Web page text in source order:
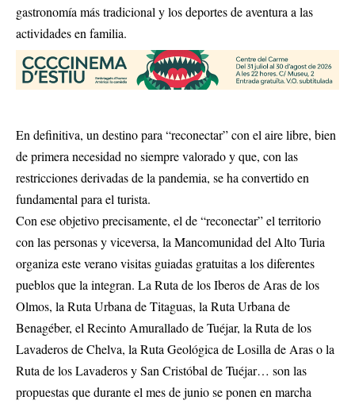
gastronomía más tradicional y los deportes de aventura a las
actividades en familia.
En definitiva, un destino para “reconectar” con el aire libre, bien
de primera necesidad no siempre valorado y que, con las
restricciones derivadas de la pandemia, se ha convertido en
fundamental para el turista.
Con ese objetivo precisamente, el de “reconectar” el territorio
con las personas y viceversa, la Mancomunidad del Alto Turia
organiza este verano visitas guiadas gratuitas a los diferentes
pueblos que la integran. La Ruta de los Iberos de Aras de los
Olmos, la Ruta Urbana de Titaguas, la Ruta Urbana de
Benagéber, el Recinto Amurallado de Tuéjar, la Ruta de los
Lavaderos de Chelva, la Ruta Geológica de Losilla de Aras o la
Ruta de los Lavaderos y San Cristóbal de Tuéjar… son las
propuestas que durante el mes de junio se ponen en marcha